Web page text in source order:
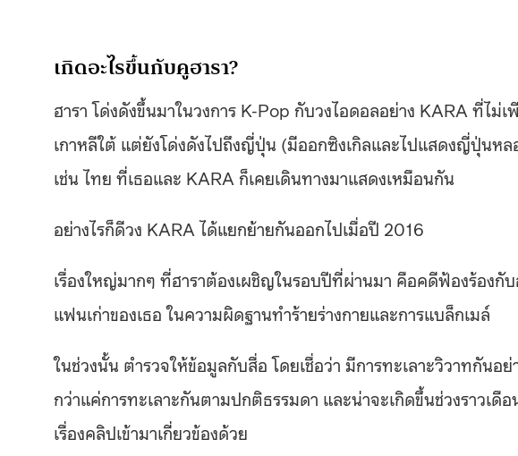
เกิดอะไรขึ้นกับคูฮารา?
ฮารา โด่งดังขึ้นมาในวงการ K-Pop กับวงไอดอลอย่าง KARA ที่ไม่
เกาหลีใต้ แต่ยังโด่งดังไปถึงญี่ปุ่น (มีออกซิงเกิลและไปแสดงญี่ปุ่นห
เช่น ไทย ที่เธอและ KARA ก็เคยเดินทางมาแสดงเหมือนกัน
อย่างไรก็ดีวง KARA ได้แยกย้ายกันออกไปเมื่อปี 2016
เรื่องใหญ่มากๆ ที่ฮาราต้องเผชิญในรอบปีที่ผ่านมา คือคดีฟ้องร้องกั
แฟนเก่าของเธอ ในความผิดฐานทำร้ายร่างกายและการแบล็กเมล์
ในช่วงนั้น ตำรวจให้ข้อมูลกับสื่อ โดยเชื่อว่า มีการทะเลาะวิวาทกันอ
กว่าแค่การทะเลาะกันตามปกติธรรมดา และน่าจะเกิดขึ้นช่วงราวเดื
เรื่องคลิปเข้ามาเกี่ยวข้องด้วย